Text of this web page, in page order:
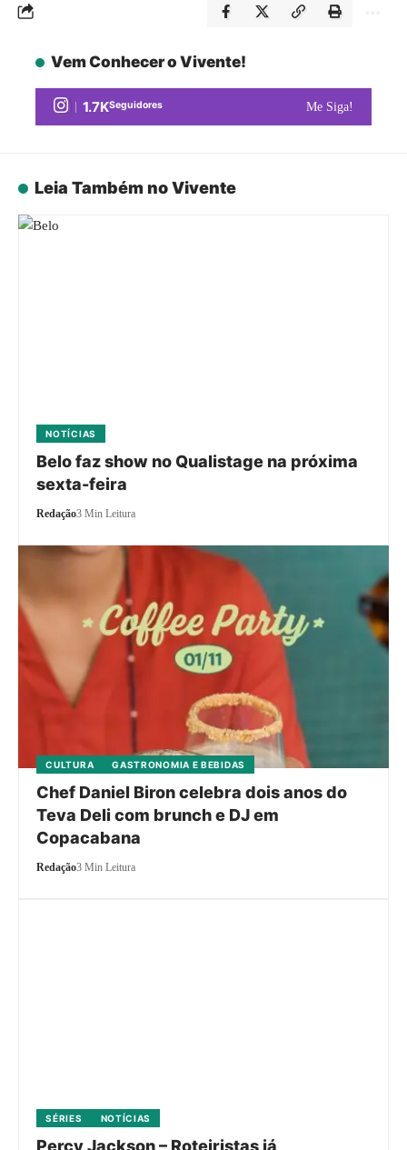
Vem Conhecer o Vivente!
1.7KSeguidores Me Siga!
Leia Também no Vivente
NOTÍCIAS
Belo faz show no Qualistage na próxima
sexta-feira
Redação3 Min Leitura
CULTURA GASTRONOMIA E BEBIDAS
Chef Daniel Biron celebra dois anos do
Teva Deli com brunch e DJ em
Copacabana
Redação3 Min Leitura
SÉRIES NOTÍCIAS
Percy Jackson – Roteiristas já